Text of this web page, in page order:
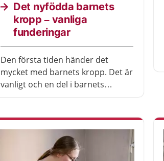
Det nyfödda barnets
kropp – vanliga
funderingar
Den första tiden händer det
mycket med barnets kropp. Det är
vanligt och en del i barnets